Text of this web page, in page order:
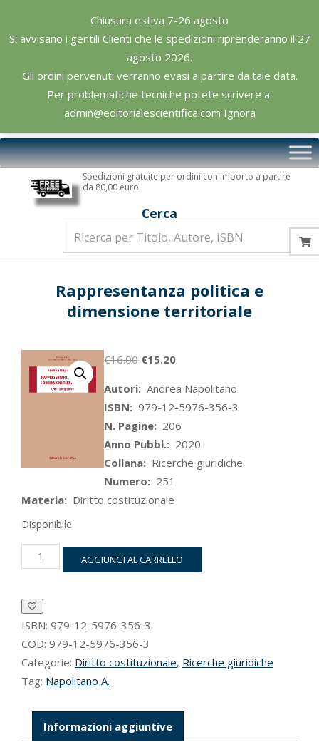
Chiusura estiva 7-26 agosto
Si avvisano i gentili Clienti che le spedizioni riprenderanno il 27
agosto 2026.
Gli ordini pervenuti verranno evasi a partire da tale data.
Per problematiche tecniche potete scrivere a:
admin@editorialescientifica.com Ignora
content
Editoriale
Scientifica
Primary
Navigation
Spedizioni gratuite per ordini con importo a partire
da 80,00 euro
Cerca
Rappresentanza politica e
dimensione territoriale
€16.00 Il
originale
era:
€16.00.
€15.20Il
attuale
è:
€15.20.
Autori: Andrea Napolitano
ISBN: 979-12-5976-356-3
N. Pagine: 206
Anno Pubbl.: 2020
Collana: Ricerche giuridiche
Numero: 251
Materia: Diritto costituzionale
Disponibile
Rappresentanza
politica
territoriale
quantità
AGGIUNGI AL CARRELLO
ISBN: 979-12-5976-356-3
COD: 979-12-5976-356-3
Categorie: Diritto costituzionale, Ricerche giuridiche
Tag: Napolitano A.
Informazioni aggiuntive